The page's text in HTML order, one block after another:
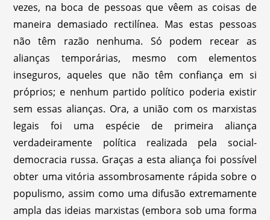
vezes, na boca de pessoas que vêem as coisas de
maneira demasiado rectilínea. Mas estas pessoas
não têm razão nenhuma. Só podem recear as
alianças temporárias, mesmo com elementos
inseguros, aqueles que não têm confiança em si
próprios; e nenhum partido político poderia existir
sem essas alianças. Ora, a união com os marxistas
legais foi uma espécie de primeira aliança
verdadeiramente política realizada pela social-
democracia russa. Graças a esta aliança foi possível
obter uma vitória assombrosamente rápida sobre o
populismo, assim como uma difusão extremamente
ampla das ideias marxistas (embora sob uma forma